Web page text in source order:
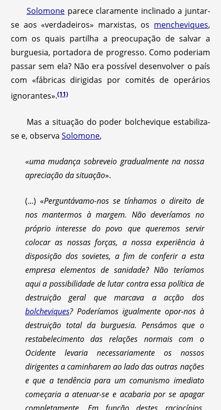
Solomone parece claramente inclinado a juntar-
se aos «verdadeiros» marxistas, os mencheviques,
com os quais partilha a preocupação de salvar a
burguesia, portadora de progresso. Como poderiam
passar sem ela? Não era possível desenvolver o país
com «fábricas dirigidas por comités de operários
ignorantes».(11)
Mas a situação do poder bolchevique estabiliza-
se e, observaSolomone,
«uma mudança sobreveio gradualmente na nossa
apreciação da situação».
(...) «Perguntávamo-nos se tínhamos o direito de
nos mantermos à margem. Não deveríamos no
próprio interesse do povo que queremos servir
colocar as nossas forças, a nossa experiência à
disposição dos sovietes, a fim de conferir a esta
empresa elementos de sanidade? Não teríamos
aqui a possibilidade de lutar contra essa política de
destruição geral que marcava a acção dos
bolcheviques? Poderíamos igualmente opor-nos à
destruição total da burguesia. Pensámos que o
restabelecimento das relações normais com o
Ocidente levaria necessariamente os nossos
dirigentes a caminharem ao lado das outras nações
e que a tendência para um comunismo imediato
começaria a atenuar-se e acabaria por se apagar